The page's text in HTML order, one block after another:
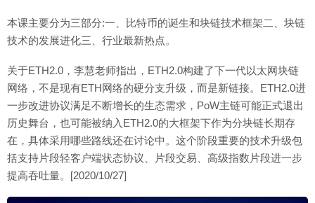
本课主要分为三部分:一、比特币的诞生和块链技术框架二、块链
技术的发展进化三、行业最新热点。
关于ETH2.0，李慧老师指出，ETH2.0构建了下一代以太网块链
网络，不是现有ETH网络的硬分支升级，而是新链接。ETH2.0进
一步改进协议满足不断增长的生态需求，PoW主链可能正式退出
历史舞台，也可能被纳入ETH2.0的大框架下作为分块链长期存
在，具体采用哪些路线还在讨论中。这个阶段重要的技术升级包
括支持片段轻客户端状态协议、片段交易、高级指数片段进一步
提高吞吐量。[2020/10/27]